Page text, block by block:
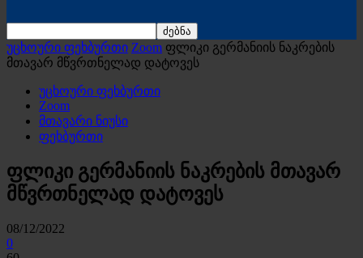
უცხოური ფეხბურთი Zoom ფლიკი გერმანიის ნაკრების
მთავარ მწვრთნელად დატოვეს
უცხოური ფეხბურთი
Zoom
მთავარი ნიუსი
ფეხბურთი
ფლიკი გერმანიის ნაკრების მთავარ
მწვრთნელად დატოვეს
08/12/2022
0